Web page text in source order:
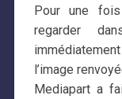
Pour une
regarder
l’image
Mediapart a